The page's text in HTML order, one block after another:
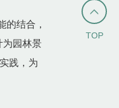
的结合，
为园林景
践，为

TOP